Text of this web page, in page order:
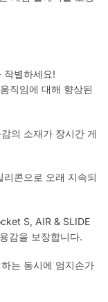
작별하세요!
직임에 대해 향상된
의 소재가 장시간 게
콘으로 오래 지속되
S, AIR & SLIDE
감을 보장합니다.
는 동시에 엄지손가